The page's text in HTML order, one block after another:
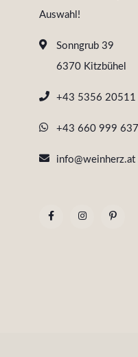
Auswahl!
Sonngrub 39
6370 Kitzbühel
+43 5356 20511
+43 660 999
info@weinherz.at